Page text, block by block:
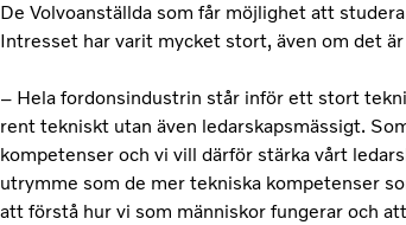
De Volvoanställda som får möjlighet att
Intresset har varit mycket stort, även om det
– Hela fordonsindustrin står inför ett stort
rent tekniskt utan även ledarskapsmässigt.
kompetenser och vi vill därför stärka vårt
utrymme som de mer tekniska kompetenser
att förstå hur vi som människor fungerar och